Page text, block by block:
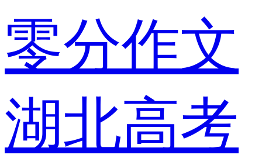
零分作文
湖北高考